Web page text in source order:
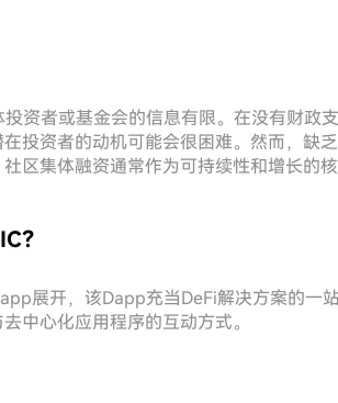
资者或基金会的信息有限。在没有财政
投资者的动机可能会很困难。然而，缺
区集体融资通常作为可持续性和增长的核
？
展开，该Dapp充当DeFi解决方案的一
中心化应用程序的互动方式。